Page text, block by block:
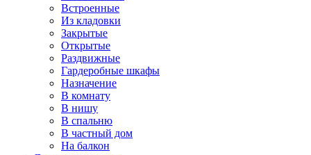
Встроенные
Из кладовки
Закрытые
Открытые
Раздвижные
Гардеробные шкафы
Назначение
В комнату
В нишу
В спальню
В частный дом
На балкон